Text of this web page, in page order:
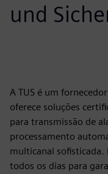
und
A TUS é um
oferece soluções
para transmissão de
processamento
multicanal
todos os dias para